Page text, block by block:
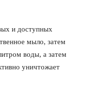
и доступных
мыло, затем
воды, а затем
уничтожает